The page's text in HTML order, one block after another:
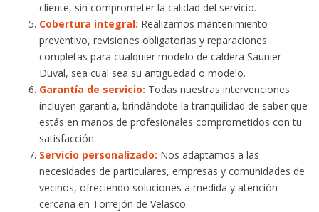
cliente, sin comprometer la calidad del servicio.
Cobertura integral: Realizamos mantenimiento
preventivo, revisiones obligatorias y reparaciones
completas para cualquier modelo de caldera Saunier
Duval, sea cual sea su antigüedad o modelo.
Garantía de servicio: Todas nuestras intervenciones
incluyen garantía, brindándote la tranquilidad de saber que
estás en manos de profesionales comprometidos con tu
satisfacción.
Servicio personalizado: Nos adaptamos a las
necesidades de particulares, empresas y comunidades de
vecinos, ofreciendo soluciones a medida y atención
cercana en Torrejón de Velasco.